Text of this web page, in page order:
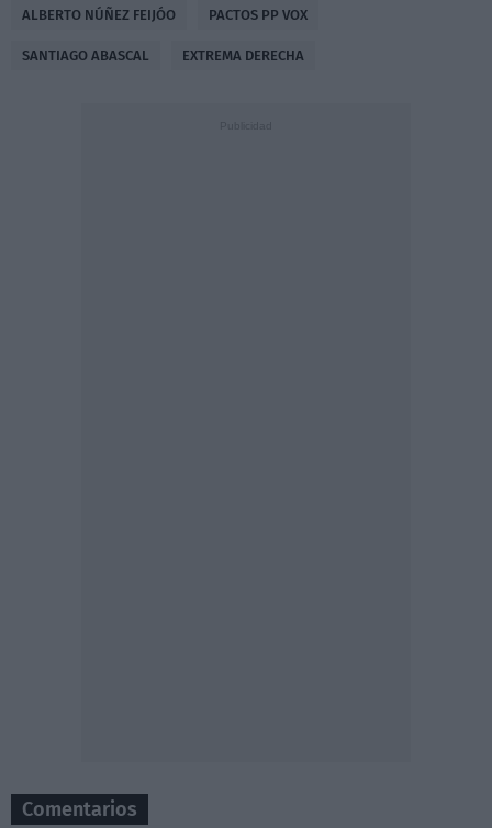
ALBERTO NÚÑEZ FEIJÓO PACTOS PP VOX
SANTIAGO ABASCAL EXTREMA DERECHA
Comentarios